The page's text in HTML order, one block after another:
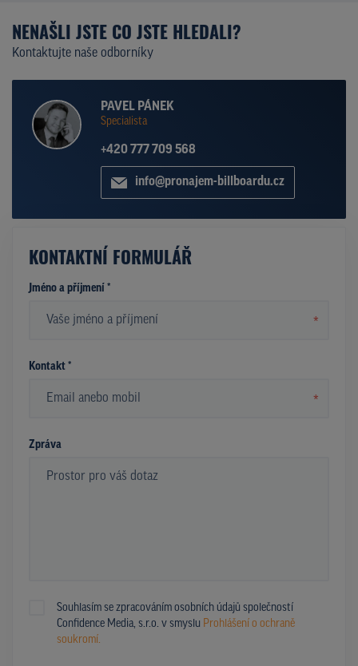
NENAŠLI JSTE CO JSTE HLEDALI?
Kontaktujte naše odborníky
PAVEL PÁNEK
Specialista
+420 777 709 568
info@pronajem-billboardu.cz
KONTAKTNÍ FORMULÁŘ
Jméno a příjmení *
*
Kontakt *
*
Zpráva
Souhlasím se zpracováním osobních údajů společností
Confidence Media, s.r.o. v smyslu Prohlášení o ochraně
soukromí.